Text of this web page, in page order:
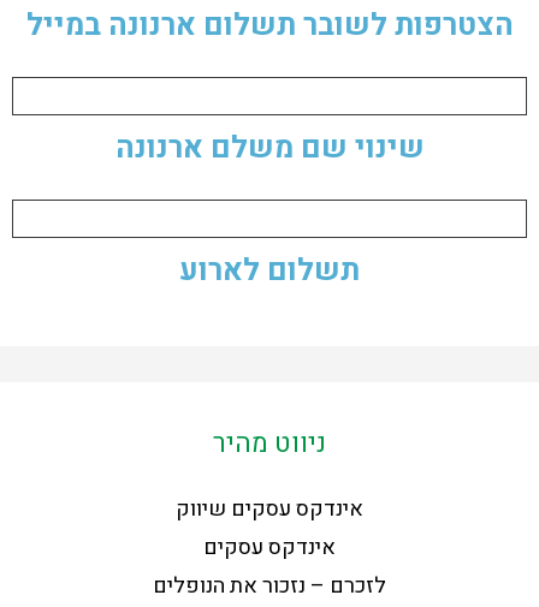
הצטרפות לשובר תשלום ארנונה במייל
שינוי שם משלם ארנונה
תשלום לארוע
ניווט מהיר
אינדקס עסקים שיווק
אינדקס עסקים
לזכרם – נזכור את הנופלים